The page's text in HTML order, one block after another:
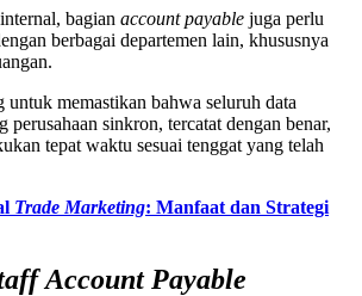
bagian account payable juga perlu
berbagai departemen lain, khususnya
memastikan bahwa seluruh data
perusahaan sinkron, tercatat dengan benar,
tepat waktu sesuai tenggat yang telah
Trade Marketing: Manfaat dan Strategi
Account Payable